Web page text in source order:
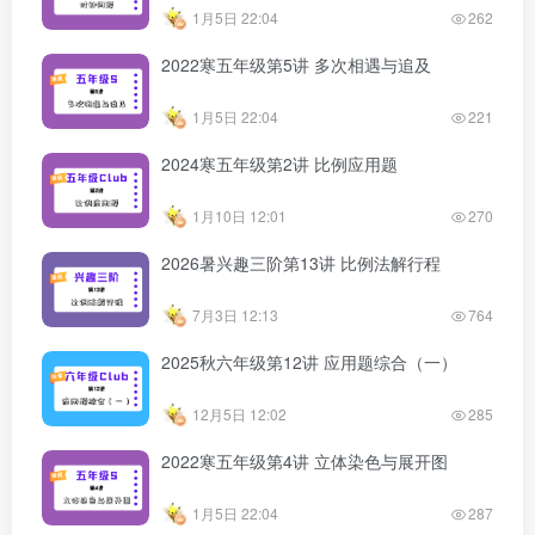
1月5日 22:04 262
2022寒五年级第5讲 多次相遇与追及
1月5日 22:04 221
2024寒五年级第2讲 比例应用题
1月10日 12:01 270
2026暑兴趣三阶第13讲 比例法解行程
7月3日 12:13 764
2025秋六年级第12讲 应用题综合（一）
12月5日 12:02 285
2022寒五年级第4讲 立体染色与展开图
1月5日 22:04 287